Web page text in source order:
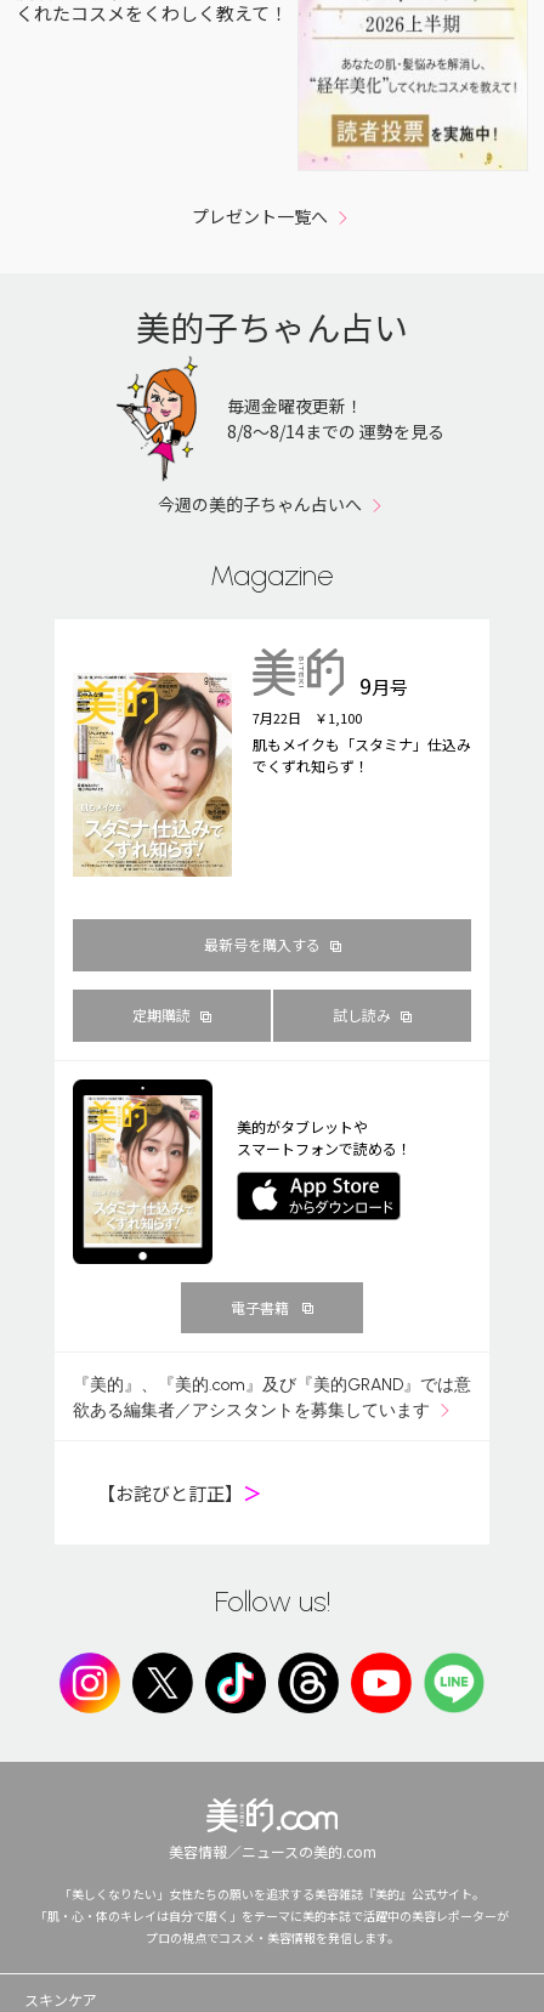
くれたコスメをくわしく教えて！
プレゼント一覧へ
美的子ちゃん占い
毎週金曜夜更新！
8/8〜8/14までの 運勢を見る
今週の美的子ちゃん占いへ
Magazine
9月号
7月22日 ￥1,100
肌もメイクも「スタミナ」仕込み
でくずれ知らず！
最新号を購入する
定期購読 試し読み
美的がタブレットや
スマートフォンで読める！
電子書籍
『美的』、『美的.com』及び『美的GRAND』では意
欲ある編集者／アシスタントを募集しています
【お詫びと訂正】 ＞
Follow us!
美容情報／ニュースの美的.com
「美しくなりたい」女性たちの願いを追求する美容雑誌『美的』公式サイト。
「肌・心・体のキレイは自分で磨く」をテーマに美的本誌で活躍中の美容レポーターが
プロの視点でコスメ・美容情報を発信します。
スキンケア